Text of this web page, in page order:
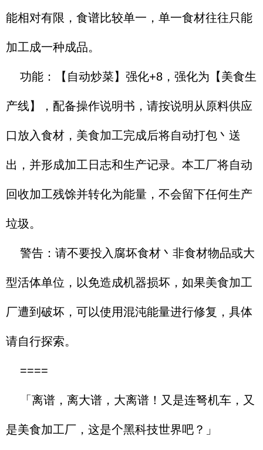
能相对有限，食谱比较单一，单一食材往往只能
加工成一种成品。
功能：【自动炒菜】强化+8，强化为【美食生
产线】，配备操作说明书，请按说明从原料供应
口放入食材，美食加工完成后将自动打包丶送
出，并形成加工日志和生产记录。本工厂将自动
回收加工残馀并转化为能量，不会留下任何生产
垃圾。
警告：请不要投入腐坏食材丶非食材物品或大
型活体单位，以免造成机器损坏，如果美食加工
厂遭到破坏，可以使用混沌能量进行修复，具体
请自行探索。
====
「离谱，离大谱，大离谱！又是连弩机车，又
是美食加工厂，这是个黑科技世界吧？」